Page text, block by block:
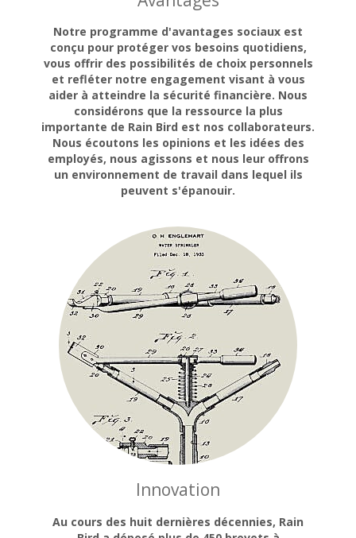
Notre programme d'avantages sociaux est
conçu pour protéger vos besoins quotidiens,
vous offrir des possibilités de choix personnels
et refléter notre engagement visant à vous
aider à atteindre la sécurité financière. Nous
considérons que la ressource la plus
importante de Rain Bird est nos collaborateurs.
Nous écoutons les opinions et les idées des
employés, nous agissons et nous leur offrons
un environnement de travail dans lequel ils
peuvent s'épanouir.
Innovation
Au cours des huit dernières décennies, Rain